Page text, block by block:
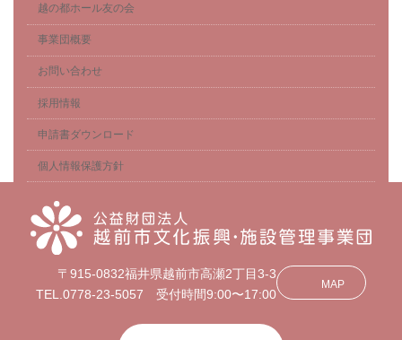
越の都ホール友の会
事業団概要
お問い合わせ
採用情報
申請書ダウンロード
個人情報保護方針
〒915-0832福井県越前市高瀬2丁目3-3
TEL.0778-23-5057 受付時間9:00〜17:00
MAP